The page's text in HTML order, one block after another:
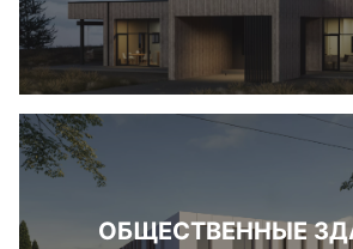
ОБЩЕСТВЕННЫЕ